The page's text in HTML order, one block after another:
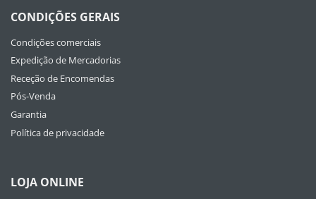
CONDIÇÕES GERAIS
Condições comerciais
Expedição de Mercadorias
Receção de Encomendas
Pós-Venda
Garantia
Política de privacidade
LOJA ONLINE